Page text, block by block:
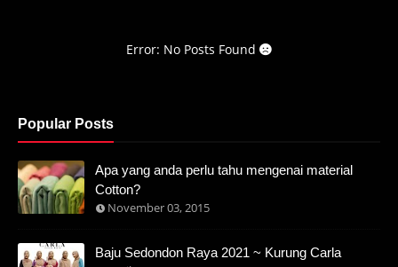
Error: No Posts Found
Popular Posts
Apa yang anda perlu tahu mengenai material
Cotton?
November 03, 2015
Baju Sedondon Raya 2021 ~ Kurung Carla